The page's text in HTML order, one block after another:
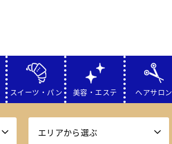
スイーツ・パン 美容・エステ ヘアサロン
エリアから選ぶ